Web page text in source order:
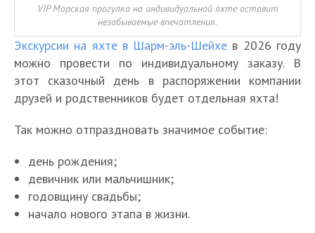
VIP Морская прогулка на индивидуальной яхте оставит
незабываемые впечатления.
Экскурсии на яхте в Шарм-эль-Шейхе в 2026 году
можно провести по индивидуальному заказу. В
этот сказочный день в распоряжении компании
друзей и родственников будет отдельная яхта!
Так можно отпраздновать значимое событие:
день рождения;
девичник или мальчишник;
годовщину свадьбы;
начало нового этапа в жизни.